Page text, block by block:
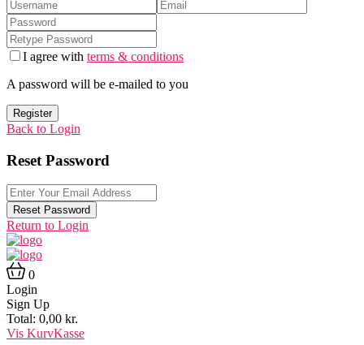
I agree with terms & conditions
A password will be e-mailed to you
Register
Back to Login
Reset Password
Reset Password
Return to Login
0
Login
Sign Up
Total: 0,00 kr.
Vis KurvKasse